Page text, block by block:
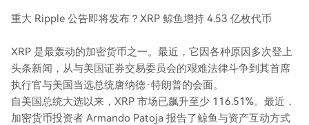
重大 Ripple 公告即将发布？XRP 鲸鱼增持 4.53 亿枚代币
XRP 是最轰动的加密货币之一。最近，它因各种原因多次登上
头条新闻，从与美国证券交易委员会的艰难法律斗争到其首席
执行官与美国当选总统唐纳德·特朗普的会面。
自美国总统大选以来，XRP 市场已飙升至少 116.51%。最近，
加密货币投资者 Armando Patoja 报告了鲸鱼与资产互动方式